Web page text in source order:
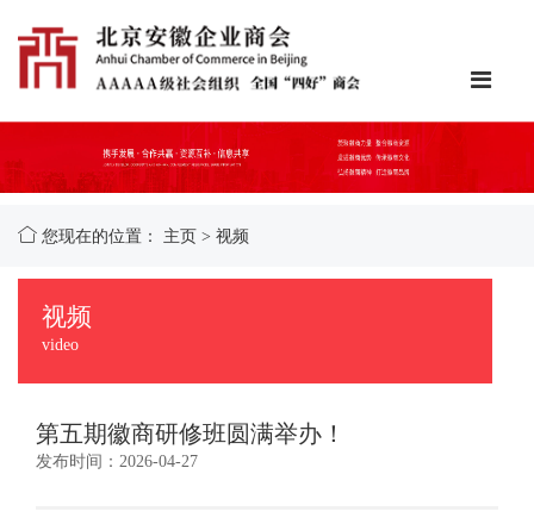
您现在的位置： 主页 > 视频
视频
video
第五期徽商研修班圆满举办！
发布时间：2026-04-27